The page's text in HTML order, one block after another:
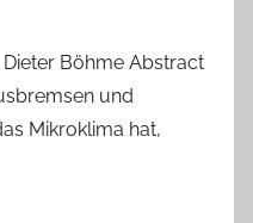
Böhme Abstract
und
Mikroklima hat,